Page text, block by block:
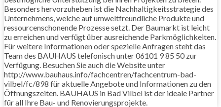
Besonders hervorzuheben ist die Nachhaltigkeitsstrategie des
Unternehmens, welche auf umweltfreundliche Produkte und
ressourcenschonende Prozesse setzt. Der Baumarkt ist leicht
zu erreichen und verfügt über ausreichende Parkmöglichkeiten.
Für weitere Informationen oder spezielle Anfragen steht das
Team des BAUHAUS telefonisch unter 06101 9 85 50 zur
Verfügung. Besuchen Sie auch die Website unter
http://www.bauhaus.info/fachcentren/fachcentrum-bad-
vilbel/fc/898 für aktuelle Angebote und Informationen zu den
Öffnungszeiten. BAUHAUS in Bad Vilbel ist der ideale Partner
für all Ihre Bau- und Renovierungsprojekte.